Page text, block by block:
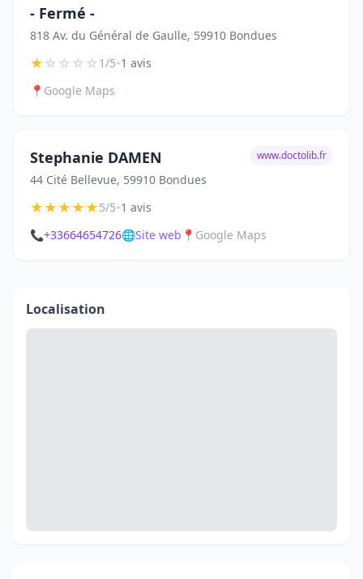
- Fermé -
818 Av. du Général de Gaulle, 59910 Bondues
★☆☆☆☆1/5•1 avis
📍 Google Maps
Stephanie DAMEN
44 Cité Bellevue, 59910 Bondues
www.doctolib.fr
★★★★★5/5•1 avis
📞+33664654726🌐Site web 📍 Google Maps
Localisation